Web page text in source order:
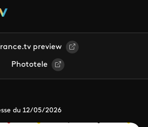
preview
Phototele
du 12/05/2026